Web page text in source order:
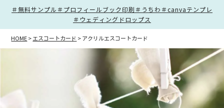
＃無料サンプル ＃プロフィールブック印刷 ＃うちわ ＃canvaテンプレ
＃ウェディングドロップス
HOME エスコートカード アクリルエスコートカード